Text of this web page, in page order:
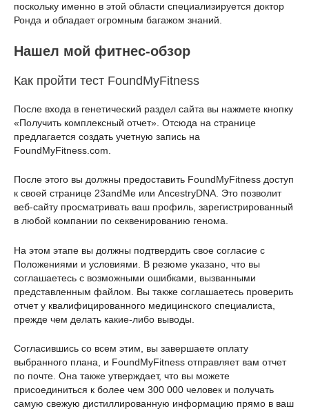
поскольку именно в этой области специализируется доктор
Ронда и обладает огромным багажом знаний.
Нашел мой фитнес-обзор
Как пройти тест FoundMyFitness
После входа в генетический раздел сайта вы нажмете кнопку
«Получить комплексный отчет». Отсюда на странице
предлагается создать учетную запись на
FoundMyFitness.com.
После этого вы должны предоставить FoundMyFitness доступ
к своей странице 23andMe или AncestryDNA. Это позволит
веб-сайту просматривать ваш профиль, зарегистрированный
в любой компании по секвенированию генома.
На этом этапе вы должны подтвердить свое согласие с
Положениями и условиями. В резюме указано, что вы
соглашаетесь с возможными ошибками, вызванными
представленным файлом. Вы также соглашаетесь проверить
отчет у квалифицированного медицинского специалиста,
прежде чем делать какие-либо выводы.
Согласившись со всем этим, вы завершаете оплату
выбранного плана, и FoundMyFitness отправляет вам отчет
по почте. Она также утверждает, что вы можете
присоединиться к более чем 300 000 человек и получать
самую свежую дистиллированную информацию прямо в ваш